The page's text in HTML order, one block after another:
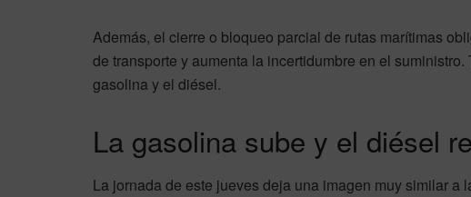
Además, el cierre o bloqueo parcial de rutas marítimas
de transporte y aumenta la incertidumbre en el
gasolina y el diésel.
La gasolina sube y el diésel
La jornada de este jueves deja una imagen muy similar a